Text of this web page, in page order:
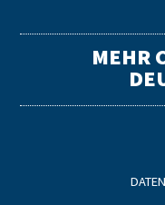
MEHR